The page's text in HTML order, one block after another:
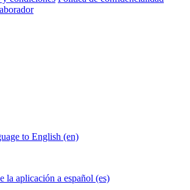
to English (en)
la aplicación a español (es)